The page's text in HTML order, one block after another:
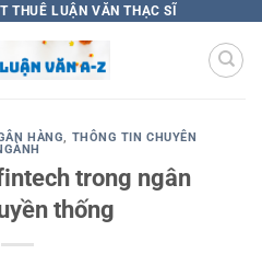
THUÊ LUẬN VĂN THẠC SĨ
HÀNG, THÔNG TIN CHUYÊN
trong ngân
thống